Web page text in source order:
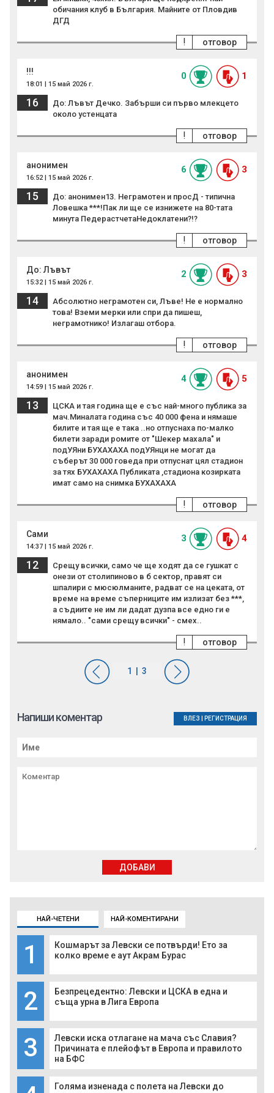
НАЙ-ЧЕТЕНИ НАЙ-КОМЕНТИРАНИ
1
Кошмарът за Левски се потвърди! Ето за
колко време е аут Акрам Бурас
2
Безпрецедентно: Левски и ЦСКА в една и
съща урна в Лига Европа
3
Левски иска отлагане на мача със Славия?
Причината е плейофът в Европа и правилото
на БФС
Голяма изненада с полета на Левски до
обичания клуб в България. Майните от Пловдив
ДГД
отговор
!
!!!
18:01 | 15 май 2026 г.
0 1
16
До: Лъвът Дечко. Забърши си първо млекцето
около устенцата
отговор
!
анонимен
16:52 | 15 май 2026 г.
6 3
15
До: анонимен13. Неграмотен и просД - типична
Ловешка ***!Пак ли ще се изнижете на 80-тата
минута ПедерастчетаНедоклатени?!?
отговор
!
До: Лъвът
15:32 | 15 май 2026 г.
2 3
14
Абсолютно неграмотен си, Лъве! Не е нормално
това! Вземи мерки или спри да пишеш,
неграмотнико! Излагаш отбора.
отговор
!
анонимен
14:59 | 15 май 2026 г.
4 5
13
ЦСКА и тая година ще е със най-много публика за
мач.Миналата година със 40 000 фена и нямаше
билите и тая ще е така ..но отпуснаха по-малко
билети заради ромите от "Шекер махала" и
подУЯни БУХАХАХА подУЯнци не могат да
съберът 30 000 гoвeдa при отпуснат цял стадион
за тях БУХАХАХА Публиката ,стадиона козирката
имат само на снимка БУХАХАХА
отговор
!
Сами
14:37 | 15 май 2026 г.
3 4
12
Срещу всички, само че ще ходят да се гушкат с
онези от столипиново в б сектор, правят си
шпалири с мюсюлманите, радват се на цеката, от
време на време съперниците им излизат без ***,
а съдиите не им ли дадат дузпа все едно ги е
нямало.. "сами срещу всички" - смех..
отговор
!
Напиши коментар ВЛЕЗ РЕГИСТРАЦИЯ
ДОБАВИ